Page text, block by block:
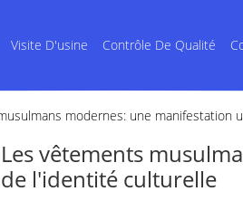
Visite D'usine Contrôle De Qualité
modernes: une manifestation
Les vêtements
de l'identité culturelle